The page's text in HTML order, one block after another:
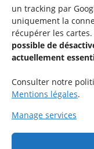
un tracking par
uniquement la
récupérer les cartes.
possible de
actuellement
Consulter notre
Mentions légales.
Manage services
Service national de la
48-50 rue Charles